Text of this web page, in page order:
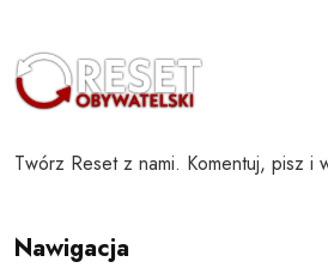
Twórz Reset z nami. Komentuj, pisz i
Nawigacja